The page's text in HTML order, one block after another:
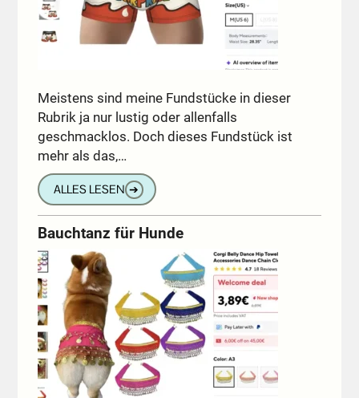
Meistens sind meine Fundstücke in dieser
Rubrik ja nur lustig oder allenfalls
geschmacklos. Doch dieses Fundstück ist
mehr als das,…
ALLES LESEN ➔
Bauchtanz für Hunde